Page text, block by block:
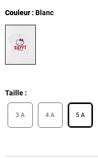
Couleur
Couleur : Blanc
Taille
3 A 4 A 5 A